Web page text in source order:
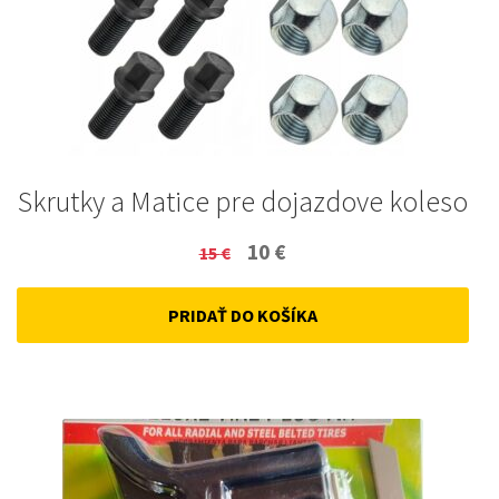
Skrutky a Matice pre dojazdove koleso
15€
Original
price
was:
10 €
price
is:
PRIDAŤ DO KOŠÍKA